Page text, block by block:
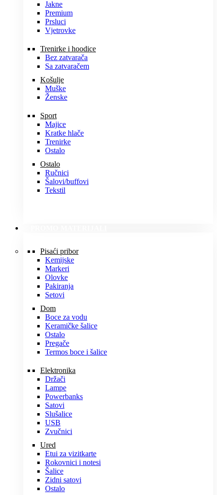
Jakne
Premium
Prsluci
Vjetrovke
Trenirke i hoodice
Bez zatvarača
Sa zatvaračem
Košulje
Muške
Ženske
Sport
Majice
Kratke hlače
Trenirke
Ostalo
Ostalo
Ručnici
Šalovi/buffovi
Tekstil
Pisaći pribor
Kemijske
Markeri
Olovke
Pakiranja
Setovi
Dom
Boce za vodu
Keramičke šalice
Ostalo
Pregače
Termos boce i šalice
Elektronika
Držači
Lampe
Powerbanks
Satovi
Slušalice
USB
Zvučnici
Ured
Etui za vizitkarte
Rokovnici i notesi
Šalice
Zidni satovi
Ostalo